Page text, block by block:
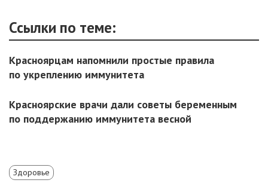
Ссылки по теме:
Красноярцам напомнили простые правила
по укреплению иммунитета
Красноярские врачи дали советы беременным
по поддержанию иммунитета весной
Здоровье